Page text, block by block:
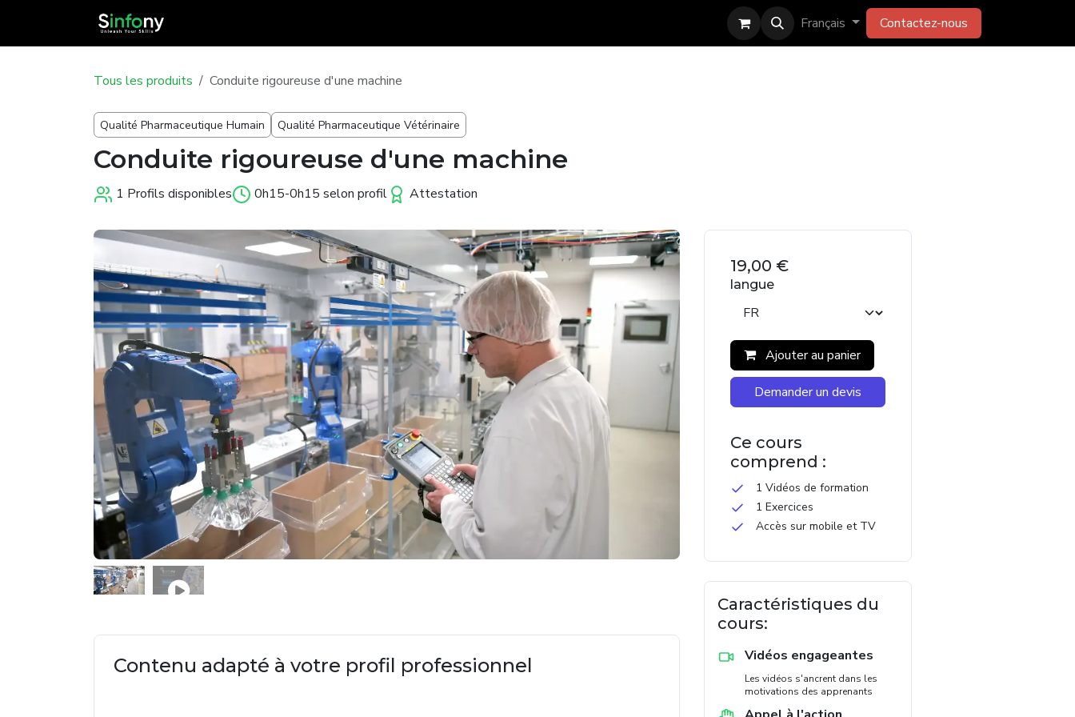
Français Contactez-​​​​​​​​​​nous
Tous les produits Conduite rigoureuse d'une machine
Qualité Pharmaceutique Humain Qualité Pharmaceutique Vétérinaire
Conduite rigoureuse d'une machine
1 Profils disponibles 0h15-0h15 selon profil Attestation
Contenu adapté à votre profil professionnel
19,00 €
langue
Ajouter au panier
Demander un devis
Ce cours
comprend :
1 Vidéos de formation
1 Exercices
Accès sur mobile et TV
Caractéristiques du
cours:
Vidéos engageantes
Les vidéos s'ancrent dans les
motivations des apprenants